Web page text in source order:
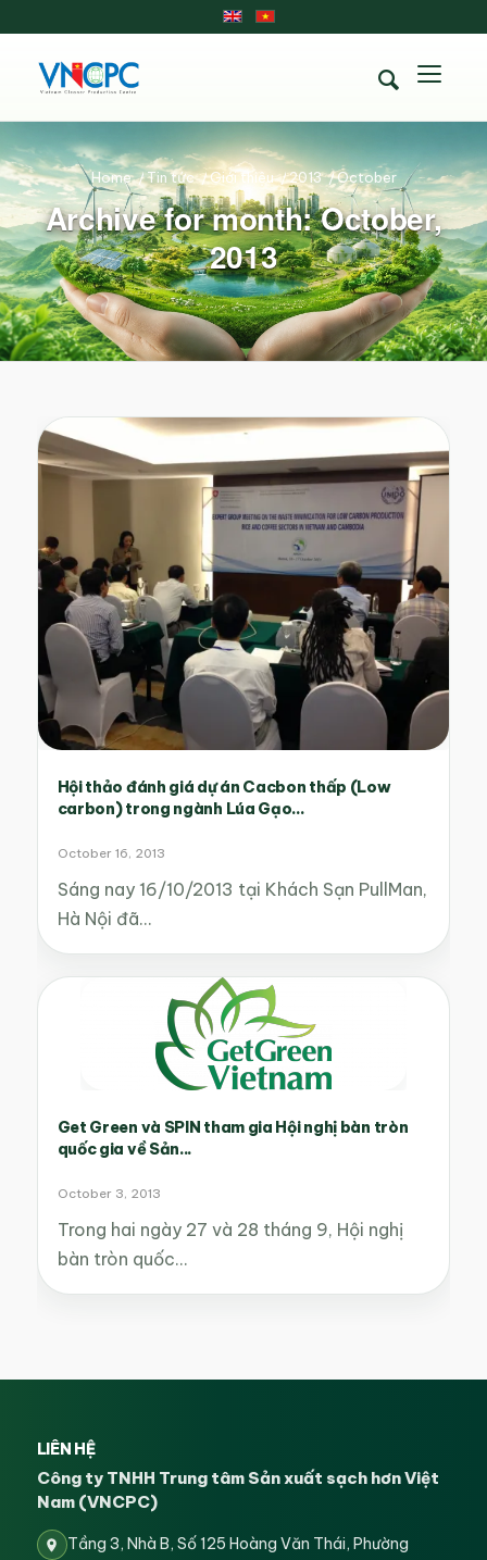
Archive for month: October,
2013
Home /Tin tức /Giới thiệu /2013 /October
Hội thảo đánh giá dự án Cacbon thấp (Low
carbon) trong ngành Lúa Gạo...
October 16, 2013
Sáng nay 16/10/2013 tại Khách Sạn PullMan,
Hà Nội đã…
Get Green và SPIN tham gia Hội nghị bàn tròn
quốc gia về Sản...
October 3, 2013
Trong hai ngày 27 và 28 tháng 9, Hội nghị
bàn tròn quốc…
LIÊN HỆ
Công ty TNHH Trung tâm Sản xuất sạch hơn Việt
Nam (VNCPC)
Tầng 3, Nhà B, Số 125 Hoàng Văn Thái, Phường